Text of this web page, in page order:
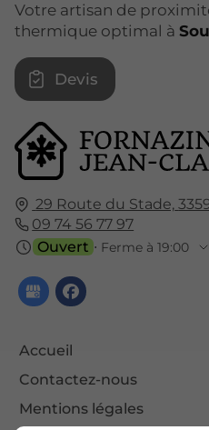
29 Route du Stade,
09 74 56 77 97
Ouvert ⋅ Ferme à 19:00
Accueil
Contactez-nous
Mentions légales
Votre artisan de
thermique optimal à
Devis